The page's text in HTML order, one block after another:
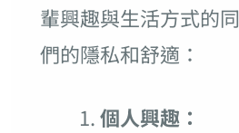
輩興趣與生活方式的
們的隱私和舒適：
個人興趣：